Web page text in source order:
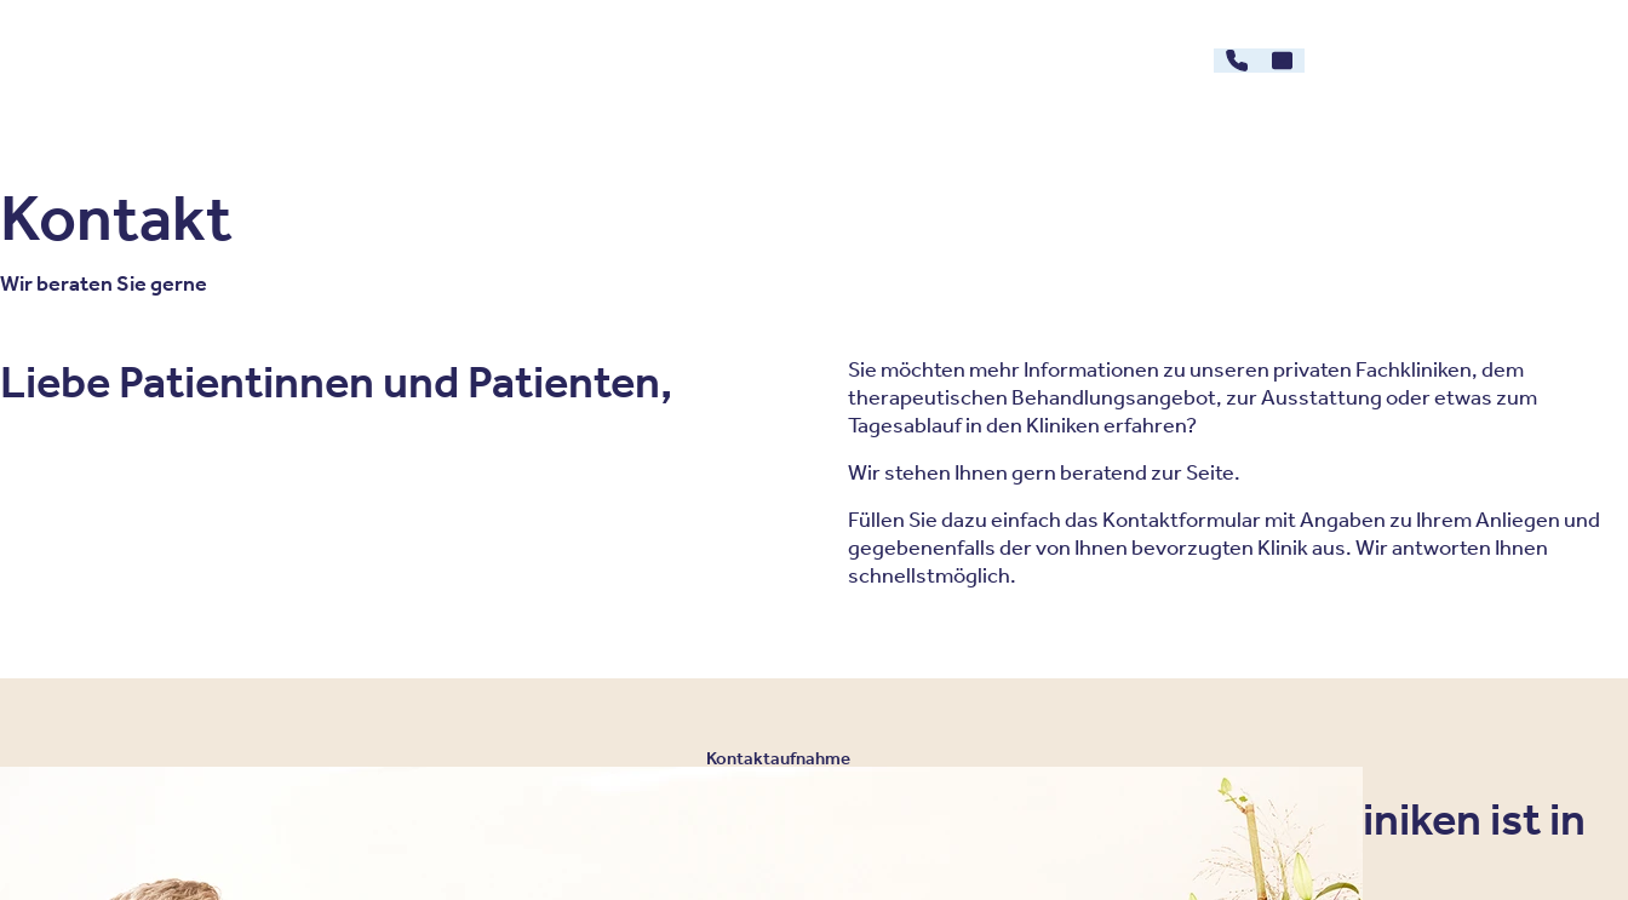
030 - 26478607
Kontakt
Kontakt
Wir beraten Sie gerne
Liebe Patientinnen und Patienten,
Sie möchten mehr Informationen zu unseren privaten Fachkliniken, dem
therapeutischen Behandlungsangebot, zur Ausstattung oder etwas zum
Tagesablauf in den Kliniken erfahren?
Wir stehen Ihnen gern beratend zur Seite.
Füllen Sie dazu einfach das Kontaktformular mit Angaben zu Ihrem Anliegen und
gegebenenfalls der von Ihnen bevorzugten Klinik aus. Wir antworten Ihnen
schnellstmöglich.
Kontaktaufnahme
Eine Aufnahme in unsere Privatkliniken ist in
der Regel zeitnah möglich.